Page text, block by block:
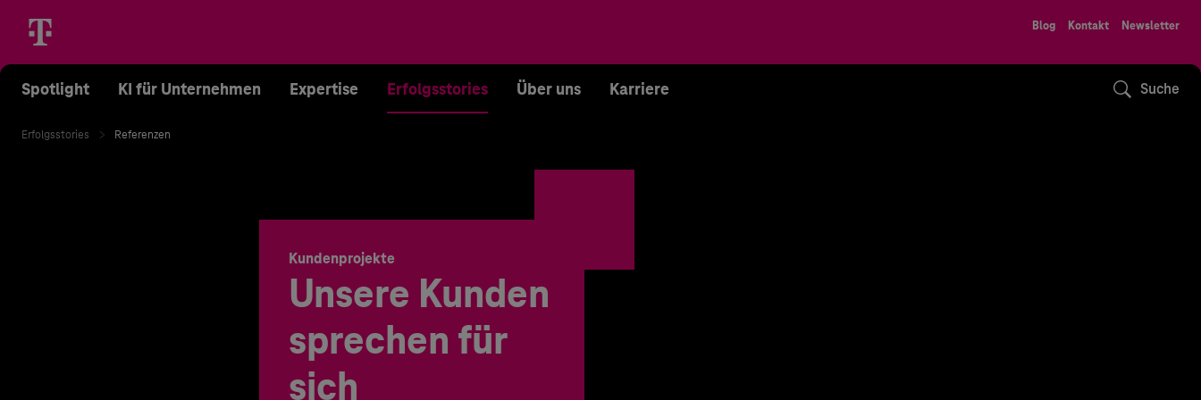
Blog Kontakt Newsletter
Spotlight KI für Unternehmen Expertise Erfolgsstories Über uns Karriere Suche
Erfolgsstories Referenzen
Kundenprojekte
Unsere Kunden
sprechen für
sich